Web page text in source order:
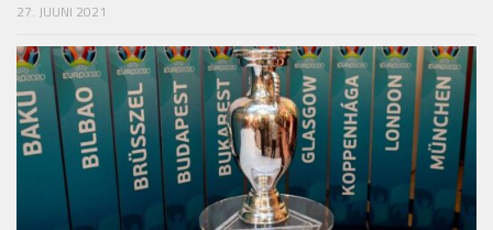
27. JUUNI 2021